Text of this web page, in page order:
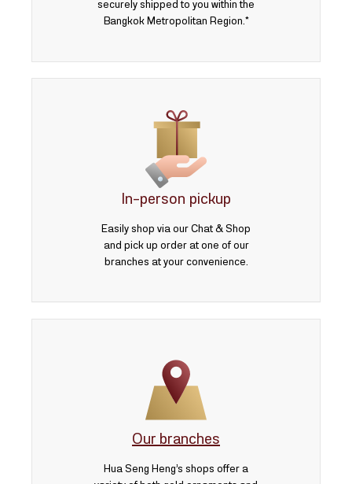
securely shipped to you within the
Bangkok Metropolitan Region.*
In-person pickup
Easily shop via our Chat & Shop
and pick up order at one of our
branches at your convenience.
Our branches
Hua Seng Heng’s shops offer a